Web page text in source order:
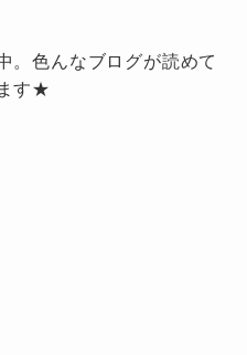
。色んなブログが読めて
す★